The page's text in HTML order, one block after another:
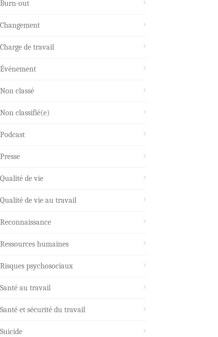
Burn-out
Changement
Charge de travail
Événement
Non classé
Non classifié(e)
Podcast
Presse
Qualité de vie
Qualité de vie au travail
Reconnaissance
Ressources humaines
Risques psychosociaux
Santé au travail
Santé et sécurité du travail
Suicide